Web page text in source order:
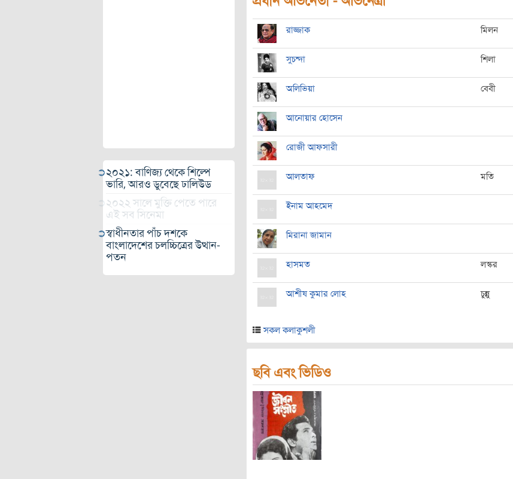
২০২১: বাণিজ্য থেকে শিল্পে
ভারি, আরও ডুবেছে ঢালিউড
২০২২ সালে মুক্তি পেতে পারে
এই সব সিনেমা
স্বাধীনতার পাঁচ দশকে
বাংলাদেশের চলচ্চিত্রের উত্থান-
পতন
রাজ্জাক মিলন
সুচন্দা শিলা
অলিভিয়া বেবী
আনোয়ার হোসেন
রোজী আফসারী
আলতাফ মতি
ইনাম আহমেদ
মিরানা জামান
হাসমত লস্কর
আশীষ কুমার লোহ চুন্নু
সকল কলাকুশলী
ছবি এবং ভিডিও